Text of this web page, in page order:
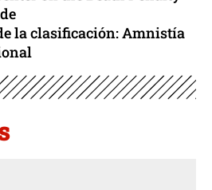
la clasificación: Amnistía